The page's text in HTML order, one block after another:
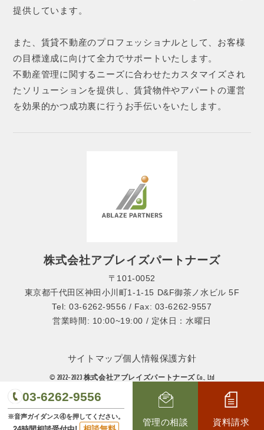
提供しています。
また、賃貸不動産のプロフェッショナルとして、お客様
の目標達成に向けて全力でサポートいたします。
不動産管理に関するニーズに合わせたカスタマイズされ
たソリューションを提供し、賃貸物件やアパートの運営
を効果的かつ成功裏に行うお手伝いをいたします。
株式会社アブレイズパートナーズ
〒101-0052
東京都千代田区神田小川町1-1-15 D&F御茶ノ水ビル 5F
Tel: 03-6262-9556 / Fax: 03-6262-9557
営業時間: 10:00~19:00 / 定休日：水曜日
© 2022-2023 株式会社アブレイズパートナーズ Co., Ltd
サイトマップ個人情報保護方針
03-6262-9556
※音声ガイダンス④を押してください。
管理の相談 資料請求